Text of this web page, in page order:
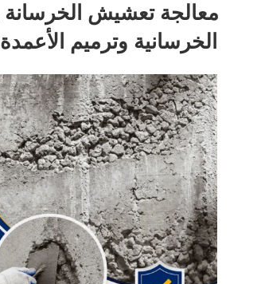
معالجة تعشيش الخرسانة
الخرسانية وترميم